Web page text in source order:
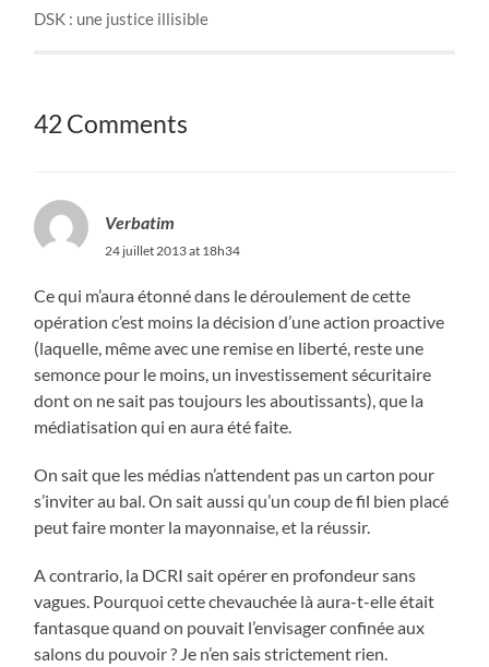
DSK : une justice illisible
42 Comments
Verbatim
24 juillet 2013 at 18h34
Ce qui m’aura étonné dans le déroulement de cette
opération c’est moins la décision d’une action proactive
(laquelle, même avec une remise en liberté, reste une
semonce pour le moins, un investissement sécuritaire
dont on ne sait pas toujours les aboutissants), que la
médiatisation qui en aura été faite.
On sait que les médias n’attendent pas un carton pour
s’inviter au bal. On sait aussi qu’un coup de fil bien placé
peut faire monter la mayonnaise, et la réussir.
A contrario, la DCRI sait opérer en profondeur sans
vagues. Pourquoi cette chevauchée là aura-t-elle était
fantasque quand on pouvait l’envisager confinée aux
salons du pouvoir ? Je n’en sais strictement rien.